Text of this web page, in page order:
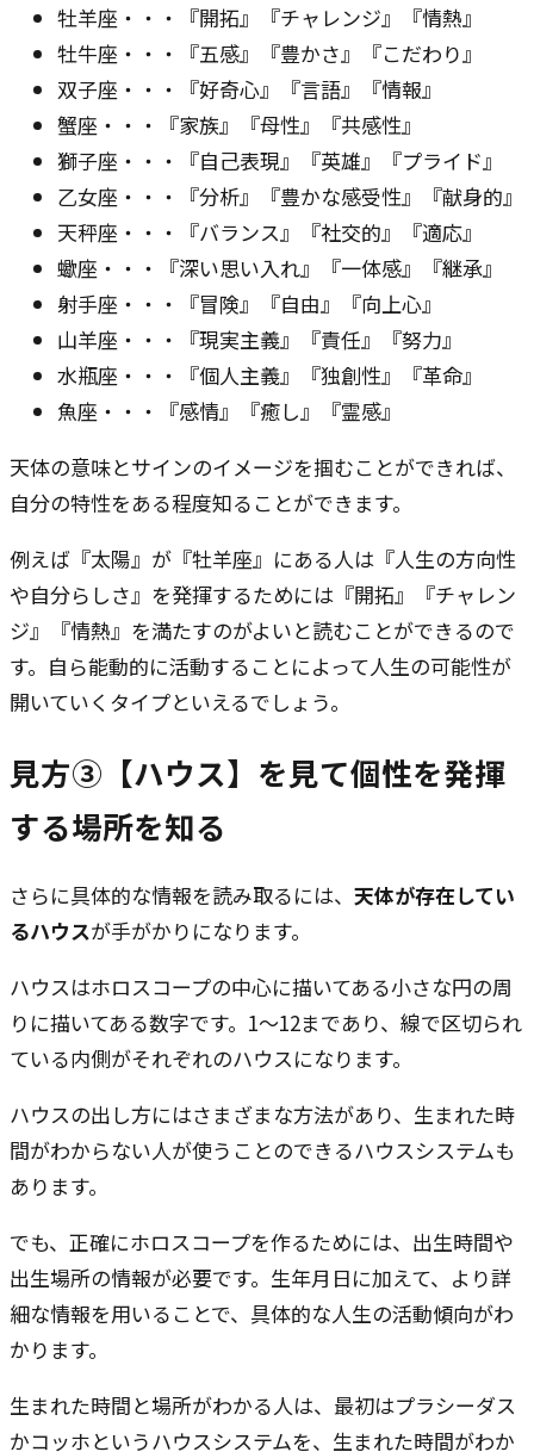
牡羊座・・・『開拓』『チャレンジ』『情熱』
牡牛座・・・『五感』『豊かさ』『こだわり』
双子座・・・『好奇心』『言語』『情報』
蟹座・・・『家族』『母性』『共感性』
獅子座・・・『自己表現』『英雄』『プライド』
乙女座・・・『分析』『豊かな感受性』『献身的』
天秤座・・・『バランス』『社交的』『適応』
蠍座​​・・・『深い思い入れ』『一体感』『継承』
射手座・・・『冒険』『自由』『向上心』
山羊座・・・『現実主義』『責任』『努力』
水瓶座・・・『個人主義』『独創性』『革命』
魚座・・・『感情』『癒し』『霊感』
天体の意味とサインのイメージを掴むことができれば、
自分の特性をある程度知ることができます。
例えば『太陽』が『牡羊座』にある人は『人生の方向性
や自分らしさ』を発揮するためには『開拓』『チャレン
ジ』『情熱』を満たすのがよいと読むことができるので
す。自ら能動的に活動することによって人生の可能性が
開いていくタイプといえるでしょう。
見方③【ハウス】を見て個性を発揮
する場所を知る
さらに具体的な情報を読み取るには、 天体が存在してい
るハウスが手がかりになります。
ハウスはホロスコープの中心に描いてある小さな円の周
りに描いてある数字です。1〜12まであり、線で区切られ
ている内側がそれぞれのハウスになります。
ハウスの出し方にはさまざまな方法があり、生まれた時
間がわからない人が使うことのできるハウスシステムも
あります。
でも、正確にホロスコープを作るためには、出生時間や
出生場所の情報が必要です。生年月日に加えて、より詳
細な情報を用いることで、具体的な人生の活動傾向がわ
かります。
生まれた時間と場所がわかる人は、最初はプラシーダス
かコッホというハウスシステムを、生まれた時間がわか